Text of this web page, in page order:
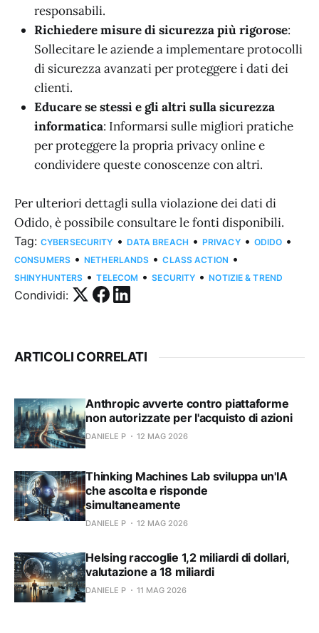
responsabili.
Richiedere misure di sicurezza più rigorose:
Sollecitare le aziende a implementare protocolli
di sicurezza avanzati per proteggere i dati dei
clienti.
Educare se stessi e gli altri sulla sicurezza
informatica: Informarsi sulle migliori pratiche
per proteggere la propria privacy online e
condividere queste conoscenze con altri.
Per ulteriori dettagli sulla violazione dei dati di
Odido, è possibile consultare le fonti disponibili.
Tag: CYBERSECURITY • DATA BREACH • PRIVACY • ODIDO •
CONSUMERS • NETHERLANDS • CLASS ACTION •
SHINYHUNTERS • TELECOM • SECURITY • NOTIZIE & TREND
Condividi:
ARTICOLI CORRELATI
Anthropic avverte contro piattaforme
non autorizzate per l'acquisto di azioni
DANIELE P 12 MAG 2026
Thinking Machines Lab sviluppa un'IA
che ascolta e risponde
simultaneamente
DANIELE P 12 MAG 2026
Helsing raccoglie 1,2 miliardi di dollari,
valutazione a 18 miliardi
DANIELE P 11 MAG 2026